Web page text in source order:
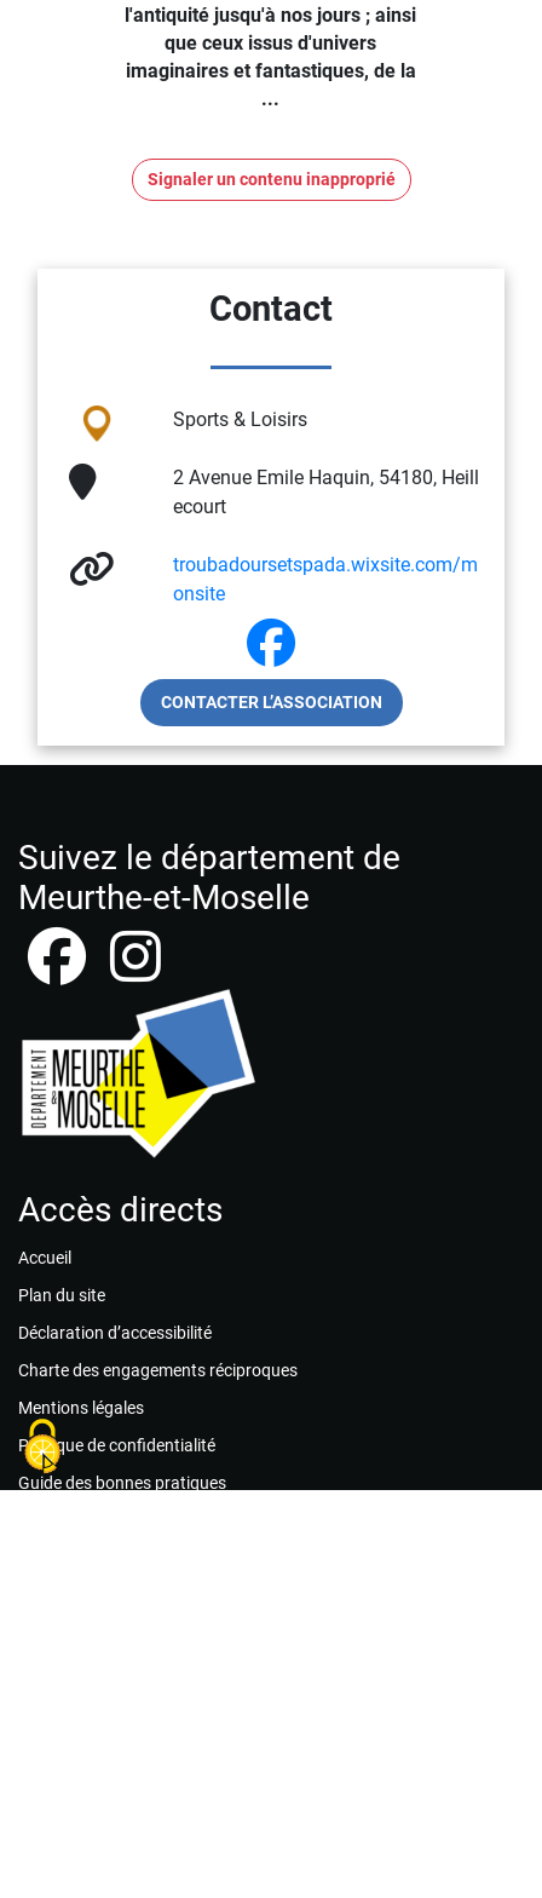
l'antiquité jusqu'à nos jours ; ainsi
que ceux issus d'univers
imaginaires et fantastiques, de la
...
Signaler un contenu inapproprié
Contact
Sports & Loisirs
2 Avenue Emile Haquin, 54180, Heill
ecourt
troubadoursetspada.wixsite.com/m
onsite
CONTACTER L’ASSOCIATION
Suivez le département de
Meurthe-et-Moselle
Accès directs
Accueil
Plan du site
Déclaration d’accessibilité
Charte des engagements réciproques
Mentions légales
Politique de confidentialité
Guide des bonnes pratiques